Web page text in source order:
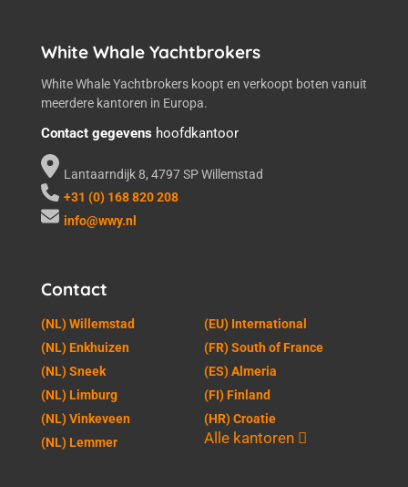
White Whale Yachtbrokers
White Whale Yachtbrokers koopt en verkoopt boten vanuit
meerdere kantoren in Europa.
Contact gegevens hoofdkantoor
Lantaarndijk 8, 4797 SP Willemstad
+31 (0) 168 820 208
info@wwy.nl
Contact
(NL) Willemstad
(NL) Enkhuizen
(NL) Sneek
(NL) Limburg
(NL) Vinkeveen
(NL) Lemmer
(EU) International
(FR) South of France
(ES) Almeria
(FI) Finland
(HR) Croatie
Alle kantoren